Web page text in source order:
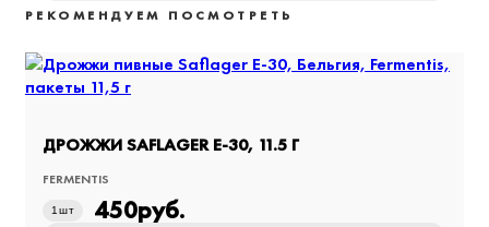
РЕКОМЕНДУЕМ ПОСМОТРЕТЬ
ДРОЖЖИ SAFLAGER E-30, 11.5 Г
FERMENTIS
1 шт 450руб.